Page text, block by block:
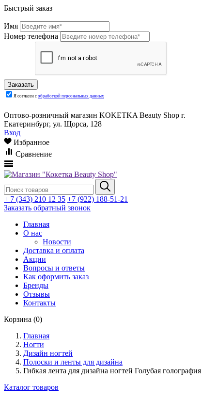
Быстрый заказ
Имя
Номер телефона
Я согласен с обработкой персональных данных
Оптово-розничный магазин KOKETKA Beauty Shop г.
Екатеринбург, ул. Щорса, 128
Вход
Избранное
Сравнение
+ 7 (343) 210 12 35 +7 (922) 188-51-21
Заказать обратный звонок
Главная
О нас
Новости
Доставка и оплата
Акции
Вопросы и ответы
Как оформить заказ
Бренды
Отзывы
Контакты
Корзина (0)
Главная
Ногти
Дизайн ногтей
Полоски и ленты для дизайна
Гибкая лента для дизайна ногтей Голубая голография
Каталог товаров